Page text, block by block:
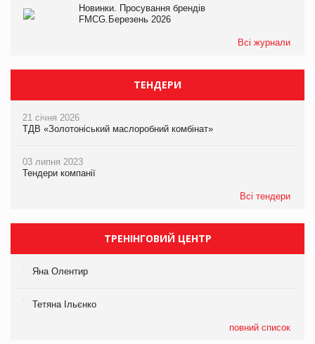
Новинки. Просування брендів
FMCG.Березень 2026
Всі журнали
ТЕНДЕРИ
21 січня 2026
ТДВ «Золотоніський маслоробний комбінат»
03 липня 2023
Тендери компанії
Всі тендери
ТРЕНІНГОВИЙ ЦЕНТР
Яна Олентир
Тетяна Ільєнко
повний список